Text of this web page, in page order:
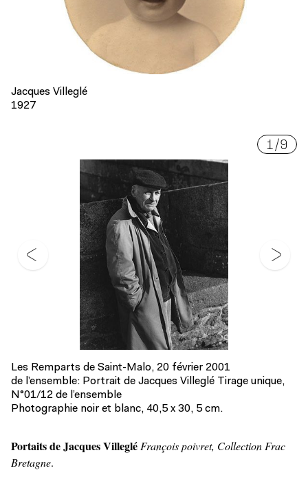
Jacques Villeglé
1927
1 /9
Les Remparts de Saint-Malo, 20 février 2001
de l’ensemble: Portrait de Jacques Villeglé Tirage unique,
N°01/12 de l’ensemble
Photographie noir et blanc, 40,5 x 30, 5 cm.
Portaits de Jacques VillegléFrançois poivret, Collection Frac
Bretagne.